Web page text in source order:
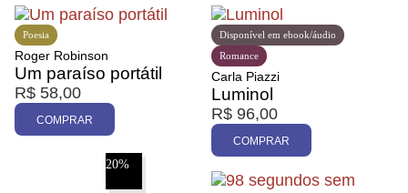
Poesia
Roger Robinson
Um paraíso portátil
R$ 58,00
COMPRAR
Disponível em ebook/áudio
Romance
Carla Piazzi
Luminol
R$ 96,00
COMPRAR
20%